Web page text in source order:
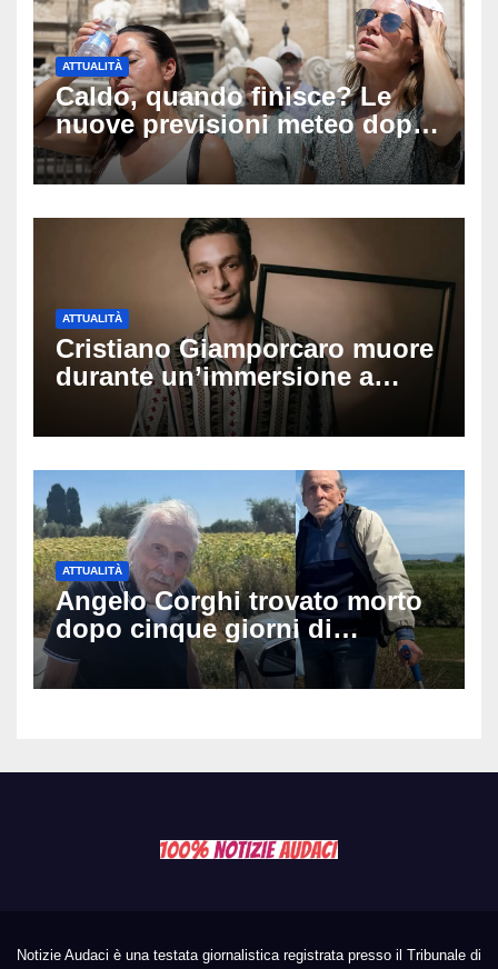
ATTUALITÀ
Caldo, quando finisce? Le
nuove previsioni meteo dopo
Ferragosto: ecco quando
potrebbe arrivare la svolta
ATTUALITÀ
Cristiano Giamporcaro muore
durante un’immersione a
Lampedusa: aperta
un’inchiesta per omicidio
tragedia
ATTUALITÀ
Angelo Corghi trovato morto
dopo cinque giorni di
ricerche: il giallo dell’80enne
scomparso dopo essere
Notizie Audaci è una testata giornalistica registrata presso il Tribunale di